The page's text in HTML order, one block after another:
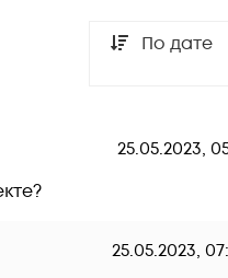
По дате
25.05.2023,
25.05.2023,